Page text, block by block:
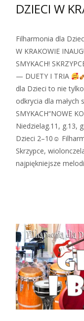
DZIECI W
Filharmonia dla
W KRAKOWIE
SMYKACH!
— DUETY I TRIA
dla Dzieci to nie
odkrycia dla małych
SMYKACH“NOWE
Niedzielag.11, g.13,
Dzieci 2–10☺
Skrzypce,
najpiękniejsze